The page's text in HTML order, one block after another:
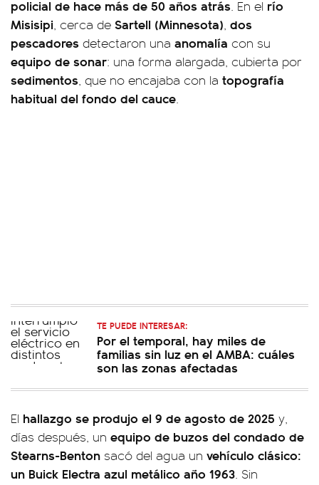
policial de hace más de 50 años atrás. En el río
Misisipi, cerca de Sartell (Minnesota), dos
pescadores detectaron una anomalía con su
equipo de sonar: una forma alargada, cubierta por
sedimentos, que no encajaba con la topografía
habitual del fondo del cauce.
TE PUEDE INTERESAR:
Por el temporal, hay miles de
familias sin luz en el AMBA: cuáles
son las zonas afectadas
El hallazgo se produjo el 9 de agosto de 2025 y,
días después, un equipo de buzos del condado de
Stearns-Benton sacó del agua un vehículo clásico:
un Buick Electra azul metálico año 1963. Sin